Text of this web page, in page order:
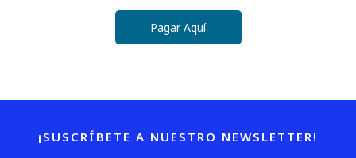
Pagar Aquí
¡SUSCRÍBETE A NUESTRO NEWSLETTER!